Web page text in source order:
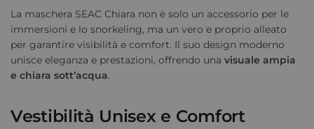
La maschera SEAC Chiara non è solo un accessorio per le
immersioni e lo snorkeling, ma un vero e proprio alleato
per garantire visibilità e comfort. Il suo design moderno
unisce eleganza e prestazioni, offrendo una visuale ampia
e chiara sott’acqua.
Vestibilità Unisex e Comfort